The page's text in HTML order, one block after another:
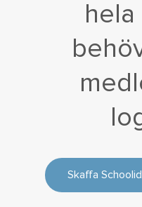
Skaffa